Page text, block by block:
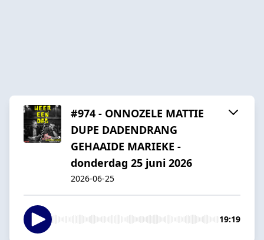
#974 - ONNOZELE MATTIE
DUPE DADENDRANG
GEHAAIDE MARIEKE -
donderdag 25 juni 2026
2026-06-25
19:19